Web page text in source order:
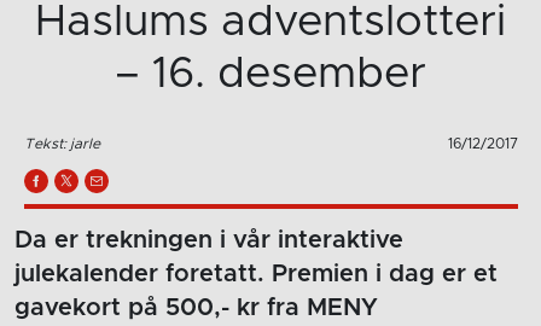
Haslums adventslotteri
– 16. desember
Tekst: jarle 16/12/2017
Da er trekningen i vår interaktive
julekalender foretatt. Premien i dag er et
gavekort på 500,- kr fra MENY